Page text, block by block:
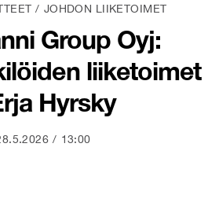
JOHDON LIIKETOIMET
Group Oyj:
liiketoimet
Hyrsky
13:00